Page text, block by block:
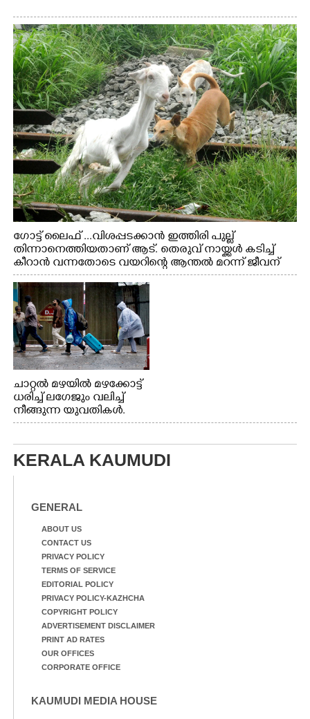
ഗോട്ട് ലൈഫ് ...വിശപ്പടക്കാൻ ഇത്തിരി പുല്ല്
തിന്നാനെത്തിയതാണ് ആട്. തെരുവ് നായ്ക്കൾ കടിച്ച്
കീറാൻ വന്നതോടെ വയറിന്റെ ആന്തൽ മറന്ന് ജീവന്
വേണ്ടിയായി ഓട്ടം. എറണാകുളം വാത്തുരുത്തിയിൽ
നിന്നുള്ള കാഴ്ച
ചാറ്റൽ മഴയിൽ മഴക്കോട്ട്
ധരിച്ച് ലഗേജും വലിച്ച്
നീങ്ങുന്ന യുവതികൾ.
എറണാകുളം മേനകയിൽ
KERALA KAUMUDI
GENERAL
ABOUT US
CONTACT US
PRIVACY POLICY
TERMS OF SERVICE
EDITORIAL POLICY
PRIVACY POLICY-KAZHCHA
COPYRIGHT POLICY
ADVERTISEMENT DISCLAIMER
PRINT AD RATES
OUR OFFICES
CORPORATE OFFICE
KAUMUDI MEDIA HOUSE